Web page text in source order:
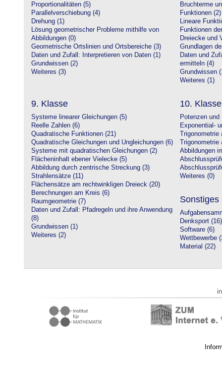
Proportionalitäten (5)
Parallelverschiebung (4)
Drehung (1)
Lösung geometrischer Probleme mithilfe von
Abbildungen (0)
Geometrische Ortslinien und Ortsbereiche (3)
Daten und Zufall: Interpretieren von Daten (1)
Grundwissen (2)
Weiteres (3)
Bruchterme
Funktionen (2)
Lineare
Funktionen
Dreiecke und
Grundlagen
Daten und
ermitteln (4)
Grundwissen
Weiteres (1)
9. Klasse
Systeme linearer Gleichungen (5)
Reelle Zahlen (6)
Quadratische Funktionen (21)
Quadratische Gleichungen und Ungleichungen (6)
Systeme mit quadratischen Gleichungen (2)
Flächeninhalt ebener Vielecke (5)
Abbildung durch zentrische Streckung (3)
Strahlensätze (11)
Flächensätze am rechtwinkligen Dreieck (20)
Berechnungen am Kreis (6)
Raumgeometrie (7)
Daten und Zufall: Pfadregeln und ihre Anwendung
(8)
Grundwissen (1)
Weiteres (2)
10. Klasse
Potenzen
Exponential-
Abbildungen
Weiteres (0)
Sonstiges
Denksport (16)
Software (6)
Wettbewerbe
Material (22)